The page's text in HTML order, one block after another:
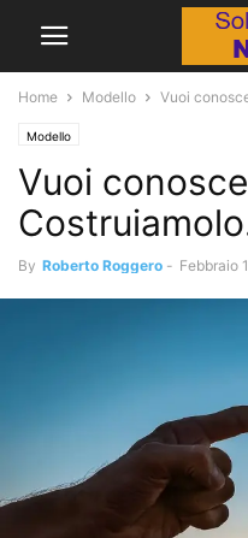
Home Modello Vuoi
Modello
Vuoi
By Roberto Roggero - Febbraio